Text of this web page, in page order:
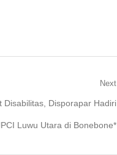
Next
Disabilitas, Disporapar Hadiri
Luwu Utara di Bonebone*